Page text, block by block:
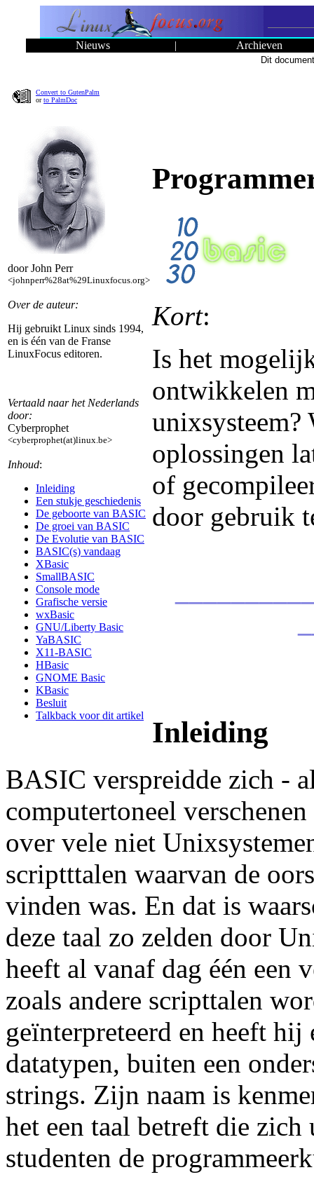
Nieuws | Archieven
Dit
Convert to GutenPalm
orto PalmDoc
door John Perr
<johnperr%28at%29Linuxfocus.org>
Over de auteur:
Hij gebruikt Linux sinds 1994,
en is één van de Franse
LinuxFocus editoren.
Vertaald naar het Nederlands
door:
Cyberprophet
<cyberprophet(at)linux.be>
Inhoud:
Inleiding
Een stukje geschiedenis
De geboorte van BASIC
De groei van BASIC
De Evolutie van BASIC
BASIC(s) vandaag
XBasic
SmallBASIC
Console mode
Grafische versie
wxBasic
GNU/Liberty Basic
YaBASIC
X11-BASIC
HBasic
GNOME Basic
KBasic
Besluit
Talkback voor dit artikel
Kort:
Is het
ontwikkelen
unixsysteem?
oplossingen
of
door gebruik
Inleiding
BASIC verspreidde zich -
computertoneel
over vele niet
scriptttalen waarvan de
vinden was. En dat is
deze taal zo zelden door
heeft al vanaf dag één een
zoals andere scripttalen
geïnterpreteerd en heeft
datatypen, buiten een
strings. Zijn naam is
het een taal betreft die
studenten de